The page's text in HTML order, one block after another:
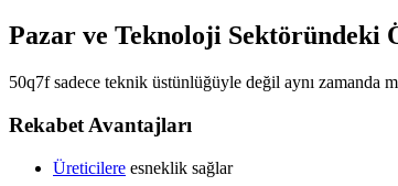
Pazar ve Teknoloji Sektöründeki
50q7f sadece teknik üstünlüğüyle değil aynı zamanda
Rekabet Avantajları
Üreticilere esneklik sağlar